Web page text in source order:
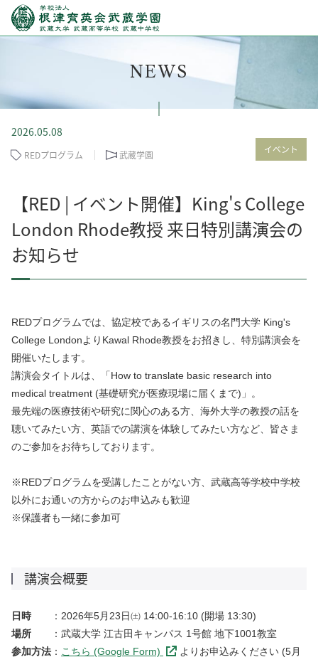
NEWS
2026.05.08
REDプログラム 武蔵学園 イベント
【RED | イベント開催】King's College
London Rhode教授 来日特別講演会の
お知らせ
REDプログラムでは、協定校であるイギリスの名門大学 King's
College LondonよりKawal Rhode教授をお招きし、特別講演会を
開催いたします。
講演会タイトルは、「How to translate basic research into
medical treatment (基礎研究が医療現場に届くまで)」。
最先端の医療技術や研究に関心のある方、海外大学の教授の話を
聴いてみたい方、英語での講演を体験してみたい方など、皆さま
のご参加をお待ちしております。
※REDプログラムを受講したことがない方、武蔵高等学校中学校
以外にお通いの方からのお申込みも歓迎
※保護者も一緒に参加可
講演会概要
日時 ：2026年5月23日㈯ 14:00-16:10 (開場 13:30)
場所 ：武蔵大学 江古田キャンパス 1号館 地下1001教室
参加方法 ： こちら (Google Form)
よりお申込みください (5月